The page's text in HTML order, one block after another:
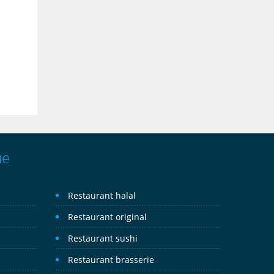
Restaurant halal
Restaurant original
Restaurant sushi
Restaurant brasserie